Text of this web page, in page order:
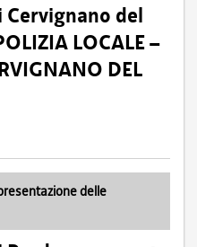
Cervignano del
LOCALE –
DEL
delle